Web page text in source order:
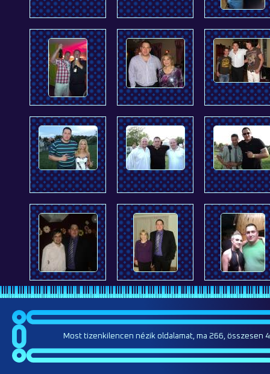
Most tizenkilencen nézik oldalamat, ma 266,